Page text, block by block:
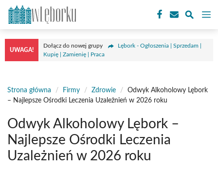
Przejdź
treści
UWAGA!
Dołącz do nowej grupy
Lębork - Ogłoszenia | Sprzedam |
Kupię | Zamienię | Praca
Strona główna / Firmy / Zdrowie /
Odwyk Alkoholowy Lębork
– Najlepsze Ośrodki Leczenia Uzależnień w 2026 roku
Odwyk Alkoholowy Lębork –
Najlepsze Ośrodki Leczenia
Uzależnień w 2026 roku